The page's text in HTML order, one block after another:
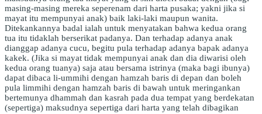
masing-masing mereka seperenam dari harta pusaka; yakni jika si
mayat itu mempunyai anak) baik laki-laki maupun wanita.
Ditekankannya badal ialah untuk menyatakan bahwa kedua orang
tua itu tidaklah berserikat padanya. Dan terhadap adanya anak
dianggap adanya cucu, begitu pula terhadap adanya bapak adanya
kakek. (Jika si mayat tidak mempunyai anak dan dia diwarisi oleh
kedua orang tuanya) saja atau bersama istrinya (maka bagi ibunya)
dapat dibaca li-ummihi dengan hamzah baris di depan dan boleh
pula limmihi dengan hamzah baris di bawah untuk meringankan
bertemunya dhammah dan kasrah pada dua tempat yang berdekatan
(sepertiga) maksudnya sepertiga dari harta yang telah dibagikan